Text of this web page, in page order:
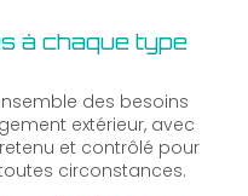
à chaque type
des besoins
extérieur, avec
et contrôlé pour
circonstances.